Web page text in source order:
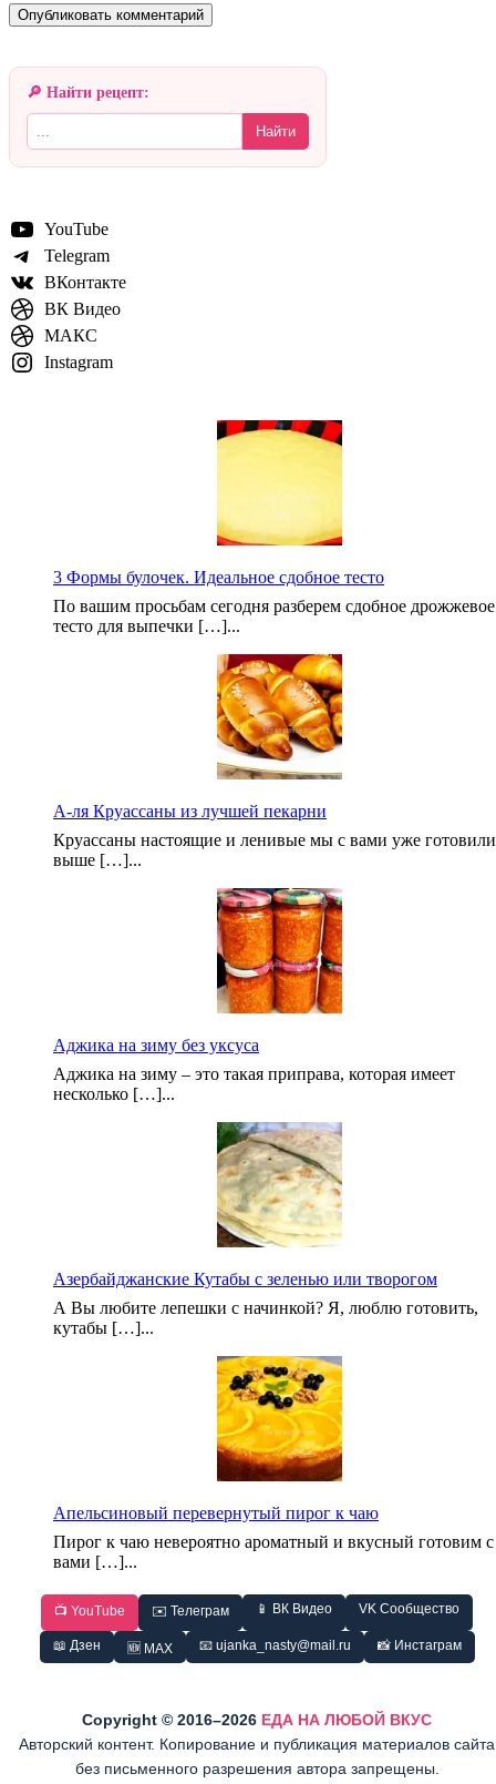
🔎 Найти рецепт:
Найти
YouTube
Telegram
ВКонтакте
ВК Видео
МАКС
Instagram
3 Формы булочек. Идеальное сдобное тесто
По вашим просьбам сегодня разберем сдобное дрожжевое
тесто для выпечки […]...
А-ля Круассаны из лучшей пекарни
Круассаны настоящие и ленивые мы с вами уже
выше […]...
Аджика на зиму без уксуса
Аджика на зиму – это такая приправа, которая имеет
несколько […]...
Азербайджанские Кутабы с зеленью или творогом
А Вы любите лепешки с начинкой? Я, люблю готовить,
кутабы […]...
Апельсиновый перевернутый пирог к чаю
Пирог к чаю невероятно ароматный и вкусный готовим с
вами […]...
📺 YouTube ✉️ Телеграм 📱 ВК Видео VK Сообщество
📖 Дзен 🆕 MAX 📧 ujanka_nasty@mail.ru 📸 Инстаграм
Copyright © 2016–2026 ЕДА НА ЛЮБОЙ ВКУС
Авторский контент. Копирование и публикация материалов сайта
без письменного разрешения автора запрещены.